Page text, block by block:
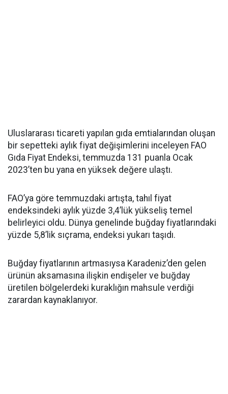
Uluslararası ticareti yapılan gıda emtialarından oluşan
bir sepetteki aylık fiyat değişimlerini inceleyen FAO
Gıda Fiyat Endeksi, temmuzda 131 puanla Ocak
2023’ten bu yana en yüksek değere ulaştı.
FAO’ya göre temmuzdaki artışta, tahıl fiyat
endeksindeki aylık yüzde 3,4’lük yükseliş temel
belirleyici oldu. Dünya genelinde buğday fiyatlarındaki
yüzde 5,8’lik sıçrama, endeksi yukarı taşıdı.
Buğday fiyatlarının artmasıysa Karadeniz’den gelen
ürünün aksamasına ilişkin endişeler ve buğday
üretilen bölgelerdeki kuraklığın mahsule verdiği
zarardan kaynaklanıyor.